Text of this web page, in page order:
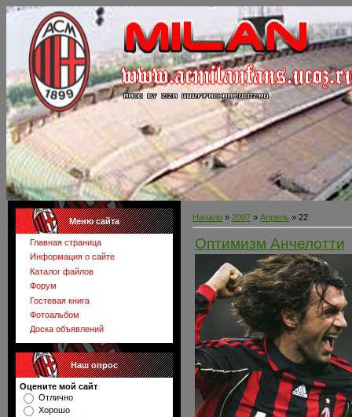
Меню сайта
Главная страница
Информация о сайте
Каталог файлов
Форум
Гостевая книга
Фотоальбом
Доска объявлений
Наш опрос
Оцените мой сайт
Отлично
Хорошо
Начало » 2007 » Апрель » 22
Оптимизм Анчелотти